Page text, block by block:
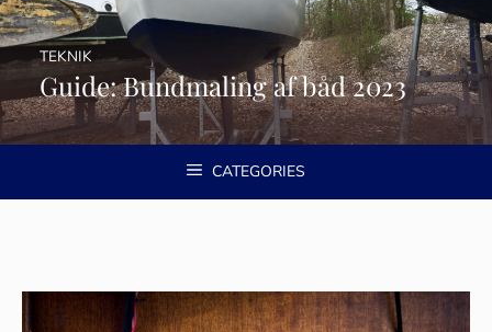
Guide: Bundmaling af båd 2023
TEKNIK
CATEGORIES